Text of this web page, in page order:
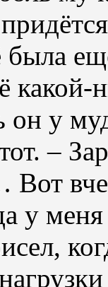
была
он у
–
у